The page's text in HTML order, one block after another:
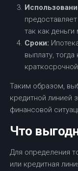
так как
Сроки:
выплату,
Таким образом,
кредитной линией
финансовой
Что
Для определения
или кредитная